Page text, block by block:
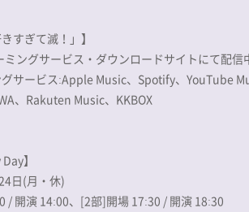
すぎて滅！」】
ングサービス・ダウンロードサイトにて配信
サービス:Apple Music、Spotify、YouTube
、Rakuten Music、KKBOX
】
日(月・休)
/ 開演 14:00、[2部]開場 17:30 / 開演 18:30